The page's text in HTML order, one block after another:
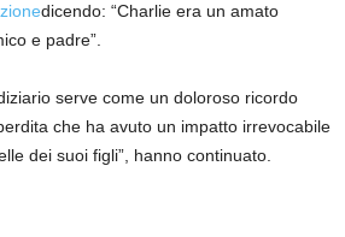
dicendo: “Charlie era un amato
e padre”.
serve come un doloroso ricordo
che ha avuto un impatto irrevocabile
dei suoi figli”, hanno continuato.